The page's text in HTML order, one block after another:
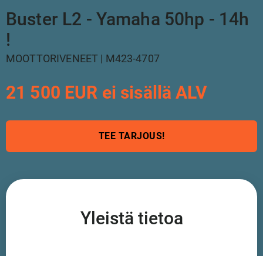
Buster L2 - Yamaha 50hp - 14h
!
MOOTTORIVENEET | M423-4707
21 500 EUR ei sisällä ALV
TEE TARJOUS!
Yleistä tietoa